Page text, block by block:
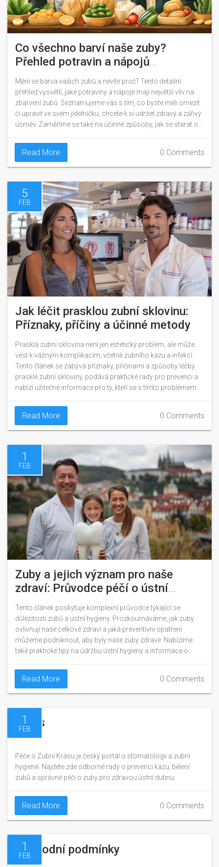
Co všechno barví naše zuby?
Přehled potravin a nápojů
ovlivňujících barvu zubů
Mění se barva vašich zubů a nevíte proč? Tento detailní
přehled vysvětlí, jaké potraviny a nápoje mají největší vliv na
zbarvení zubů. Seznamujeme vás s tím, co byste měli omezit
či upravit ve svém jídelníčku, chcete-li si udržet zdravý a zářivý
úsměv. Zaměříme se také na účinné způsoby, jak se starat o
ochranu.
Read More 0 Comments
5
FEB
Jak léčit prasklou zubní sklovinu:
Příznaky, příčiny a účinné metody
Prasklá zubní sklovina není jen estetický problém, ale může
vést k vážným komplikacím, včetně zubního kazu a infekcí.
Tento článek se zabývá příznaky, příčinami a způsoby léčby
prasklé zubní skloviny, podává praktické rady pro prevenci a
nabízí užitečné informace pro ty, kteří se s tímto problémem
návyků až po profesionální zásahy, zde najdete vše potřebné
k udržení zdravé zubní skloviny.
Read More 0 Comments
1
FEB
Zuby a jejich význam pro naše
zdraví: Průvodce péčí o ústní
dutinu
Tento článek poskytuje komplexní průvodce týkající se
důležitosti zubů a ústní hygieny. Prozkoumáváme, jak zuby
ovlivňují naše celkové zdraví a jaká preventivní opatření
můžeme podniknout, aby byly naše zuby zdravé. Nabízíme
také praktické tipy na údržbu ústní hygieny a informace o
prozkoumat, co potřebujeme vědět, aby naše zuby a úsměv
byly v nejlepší formě.
Read More 0 Comments
1
FEB
O nás
Péče o Zubní Krásu je český portál o stomatologii a zubní
hygieně. Najdete zde odborné rady o prevenci kazu, bělení
zubů a správné péči o zuby pro zdravou ústní dutinu.
Read More 0 Comments
1
FEB
Obchodní podmínky